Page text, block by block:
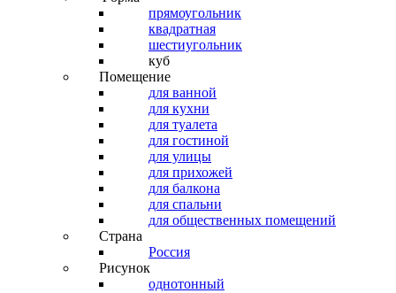
прямоугольник
квадратная
шестиугольник
куб
Помещение
для ванной
для кухни
для туалета
для гостиной
для улицы
для прихожей
для балкона
для спальни
для общественных помещений
Страна
Россия
Рисунок
однотонный